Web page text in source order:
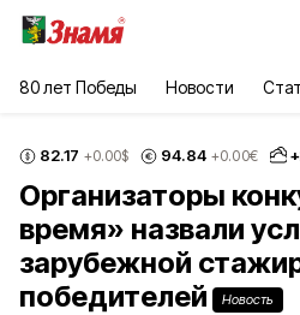
80 лет Победы Новости
82.17 +0.00$ 94.84 +0.00€ +
Организаторы
время» назвали
зарубежной
победителей
Новость